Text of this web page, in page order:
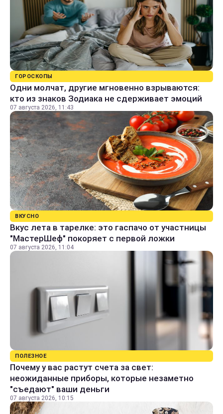
ГОРОСКОПЫ
Одни молчат, другие мгновенно взрываются:
кто из знаков Зодиака не сдерживает эмоций
07 августа 2026, 11:43
ВКУСНО
Вкус лета в тарелке: это гаспачо от участницы
"МастерШеф" покоряет с первой ложки
07 августа 2026, 11:04
ПОЛЕЗНОЕ
Почему у вас растут счета за свет:
неожиданные приборы, которые незаметно
"съедают" ваши деньги
07 августа 2026, 10:15